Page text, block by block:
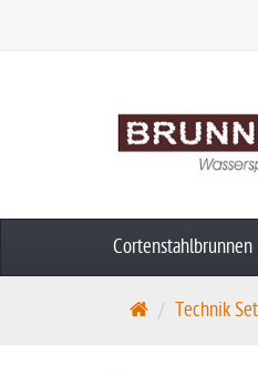
Cortenstahlbrunnen
S
Technik